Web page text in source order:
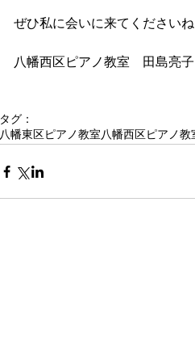
ぜひ私に会いに来てください
八幡西区ピアノ教室　田島亮子
タグ：
八幡東区ピアノ教室八幡西区ピアノ教